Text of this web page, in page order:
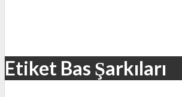
Etiket Bas Şarkıları